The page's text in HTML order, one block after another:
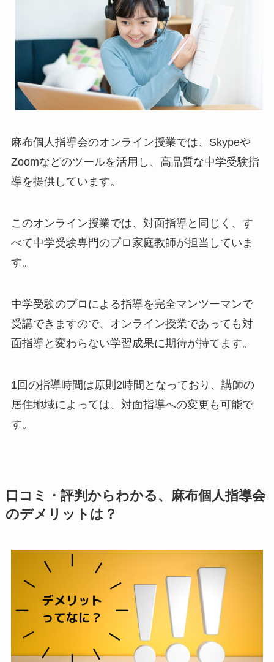
麻布個人指導会のオンライン授業では、Skypeや
Zoomなどのツールを活用し、高品質な中学受験指
導を提供しています。
このオンライン授業では、対面指導と同じく、す
べて中学受験専門のプロ家庭教師が担当していま
す。
中学受験のプロによる指導を完全マンツーマンで
受講できますので、オンライン授業であっても対
面指導と変わらない学習成果に期待が持てます。
1回の指導時間は原則2時間となっており、講師の
居住地域によっては、対面指導への変更も可能で
す。
口コミ・評判からわかる、麻布個人指導会
のデメリットは？